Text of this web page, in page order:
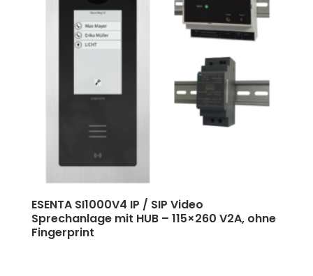
ESENTA SI1000V4 IP / SIP Video
Sprechanlage mit HUB – 115×260 V2A, ohne
Fingerprint